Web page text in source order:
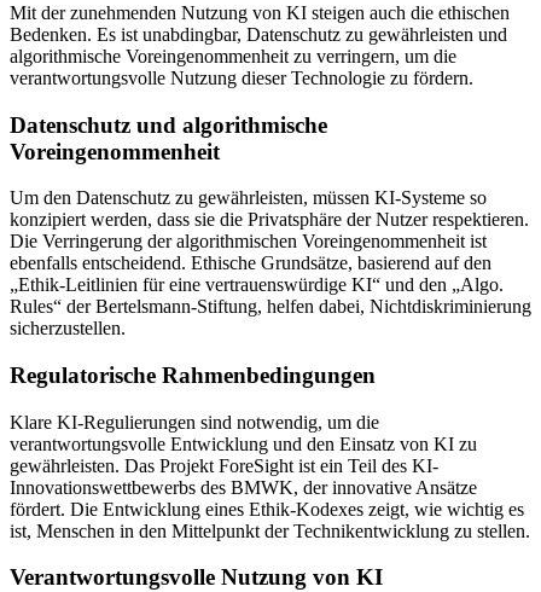
Mit der zunehmenden Nutzung von KI steigen auch die ethischen
Bedenken. Es ist unabdingbar, Datenschutz zu gewährleisten und
algorithmische Voreingenommenheit zu verringern, um die
verantwortungsvolle Nutzung dieser Technologie zu fördern.
Datenschutz und algorithmische
Voreingenommenheit
Um den Datenschutz zu gewährleisten, müssen KI-Systeme so
konzipiert werden, dass sie die Privatsphäre der Nutzer respektieren.
Die Verringerung der algorithmischen Voreingenommenheit ist
ebenfalls entscheidend. Ethische Grundsätze, basierend auf den
„Ethik-Leitlinien für eine vertrauenswürdige KI“ und den „Algo.
Rules“ der Bertelsmann-Stiftung, helfen dabei, Nichtdiskriminierung
sicherzustellen.
Regulatorische Rahmenbedingungen
Klare KI-Regulierungen sind notwendig, um die
verantwortungsvolle Entwicklung und den Einsatz von KI zu
gewährleisten. Das Projekt ForeSight ist ein Teil des KI-
Innovationswettbewerbs des BMWK, der innovative Ansätze
fördert. Die Entwicklung eines Ethik-Kodexes zeigt, wie wichtig es
ist, Menschen in den Mittelpunkt der Technikentwicklung zu stellen.
Verantwortungsvolle Nutzung von KI